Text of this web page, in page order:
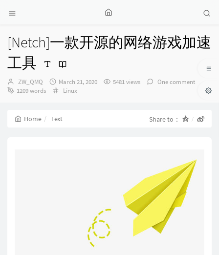
[Netch]一款开源的网络游戏加速
工具
Author：
ZW_QMQ
发
布
March 21, 2020 5481 views
One comment
1209 words
Categories：
Linux
Home Text Share to：